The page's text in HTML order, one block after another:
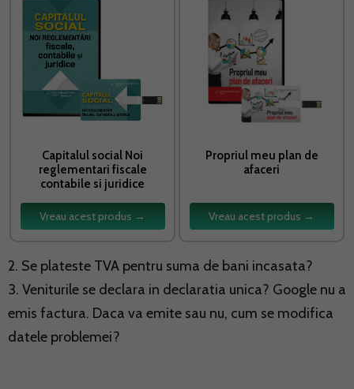
Capitalul social Noi
reglementari fiscale
contabile si juridice
Vreau acest produs →
Propriul meu plan de
afaceri
Vreau acest produs →
2. Se plateste TVA pentru suma de bani incasata?
3. Veniturile se declara in declaratia unica? Google nu a
emis factura. Daca va emite sau nu, cum se modifica
datele problemei?